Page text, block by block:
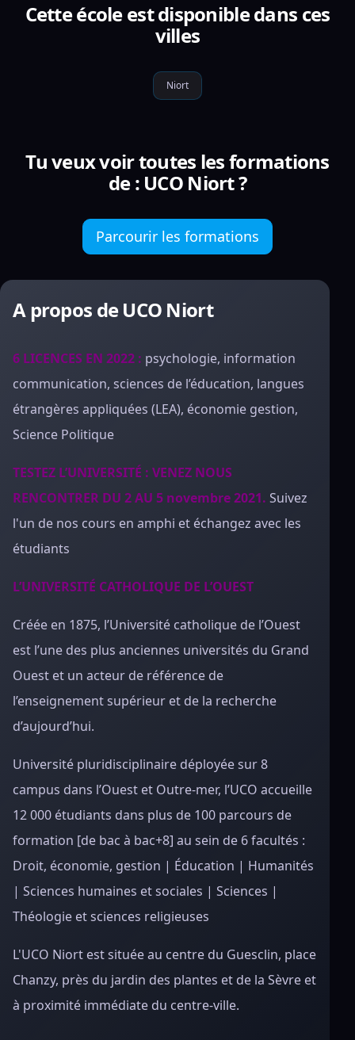
Cette école est disponible dans ces
villes
Niort
Tu veux voir toutes les formations
de : UCO Niort ?
Parcourir les formations
A propos de UCO Niort
6 LICENCES EN 2022 : psychologie, information
communication, sciences de l’éducation, langues
étrangères appliquées (LEA), économie gestion,
Science Politique
TESTEZ L’UNIVERSITÉ : VENEZ NOUS
RENCONTRER DU 2 AU 5 novembre 2021. Suivez
l'un de nos cours en amphi et échangez avec les
étudiants
L’UNIVERSITÉ CATHOLIQUE DE L’OUEST
Créée en 1875, l’Université catholique de l’Ouest
est l’une des plus anciennes universités du Grand
Ouest et un acteur de référence de
l’enseignement supérieur et de la recherche
d’aujourd’hui.
Université pluridisciplinaire déployée sur 8
campus dans l’Ouest et Outre-mer, l’UCO accueille
12 000 étudiants dans plus de 100 parcours de
formation [de bac à bac+8] au sein de 6 facultés :
Droit, économie, gestion | Éducation | Humanités
| Sciences humaines et sociales | Sciences |
Théologie et sciences religieuses
L'UCO Niort est située au centre du Guesclin, place
Chanzy, près du jardin des plantes et de la Sèvre et
à proximité immédiate du centre-ville.